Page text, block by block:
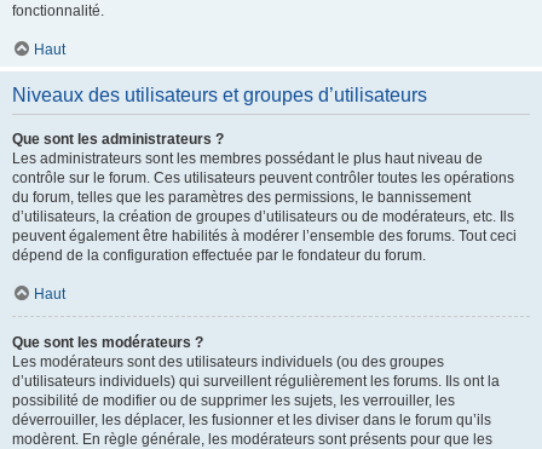
fonctionnalité.
Haut
Niveaux des utilisateurs et groupes d’utilisateurs
Que sont les administrateurs ?
Les administrateurs sont les membres possédant le plus haut niveau de
contrôle sur le forum. Ces utilisateurs peuvent contrôler toutes les opérations
du forum, telles que les paramètres des permissions, le bannissement
d’utilisateurs, la création de groupes d’utilisateurs ou de modérateurs, etc. Ils
peuvent également être habilités à modérer l’ensemble des forums. Tout ceci
dépend de la configuration effectuée par le fondateur du forum.
Haut
Que sont les modérateurs ?
Les modérateurs sont des utilisateurs individuels (ou des groupes
d’utilisateurs individuels) qui surveillent régulièrement les forums. Ils ont la
possibilité de modifier ou de supprimer les sujets, les verrouiller, les
déverrouiller, les déplacer, les fusionner et les diviser dans le forum qu’ils
modèrent. En règle générale, les modérateurs sont présents pour que les